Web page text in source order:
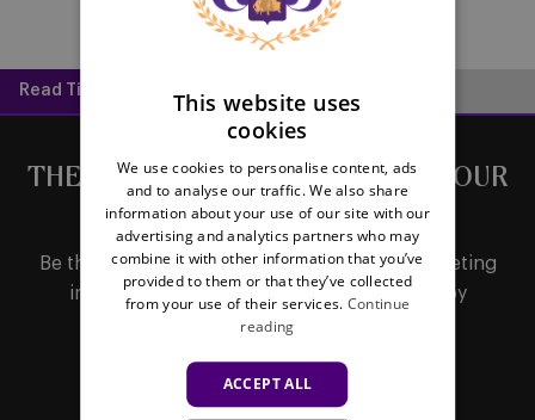
Read Time:
THE LATEST NEWS DIRECTLY IN YOUR
MAILBOX
Be the first to receive important updates, ticketing
information, shirt releases or promotions by
subscribing to our newsletter.
This website uses
cookies
We use cookies to personalise content, ads
and to analyse our traffic. We also share
information about your use of our site with our
advertising and analytics partners who may
combine it with other information that you’ve
provided to them or that they’ve collected
from your use of their services. Continue
reading
ACCEPT ALL